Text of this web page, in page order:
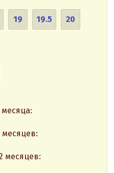
19 19.5 20
месяцев:
месяцев: